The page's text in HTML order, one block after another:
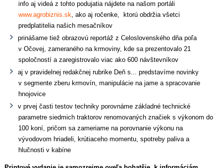
info aj videá z tohto podujatia nájdete na našom portáli
www.agrobiznis.sk , ako aj ročenke, ktorú obdržia všetci
predplatitelia našich mesačníkov
prinášame tiež obrazovú reportáž z Celoslovenského dňa poľa
v Očovej, zameraného na krmoviny, kde sa prezentovalo 21
spoločností a zaregistrovalo viac ako 600 návštevníkov
aj v pravidelnej redakčnej rubrike Deň s... predstavíme novinky
v segmente zberu krmovín, manipulácie na jame a spracovanie
hnojovice
v prvej časti testov techniky porovnáme základné technické
parametre siedmich traktorov renomovaných značiek s výkonom do
100 koní, pričom sa zameriame na porovnanie výkonu na
vývodovom hriadeli, krútiaceho momentu, spotreby paliva a
hlučnosti v kabíne